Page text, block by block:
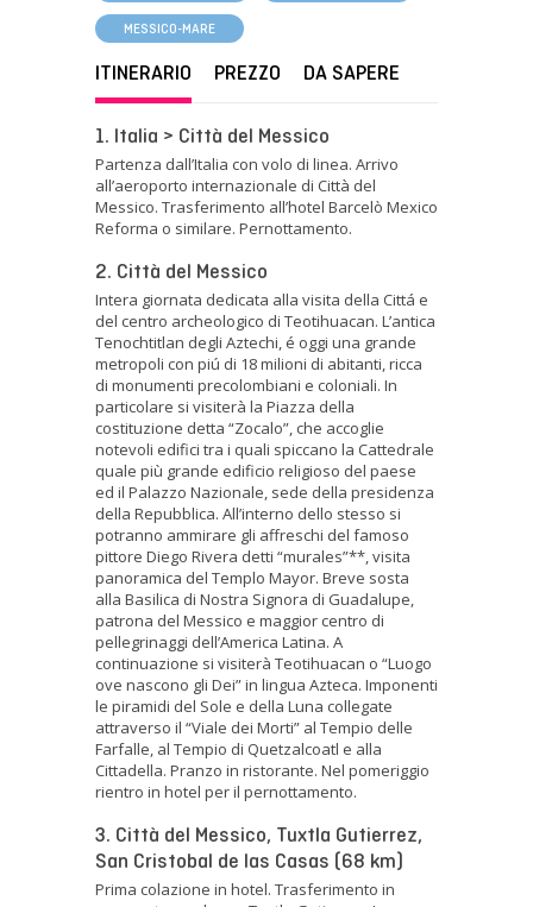
MESSICO-MARE
ITINERARIO PREZZO DA SAPERE
1. Italia > Città del Messico
Partenza dall’Italia con volo di linea. Arrivo
all’aeroporto internazionale di Città del
Messico. Trasferimento all’hotel Barcelò Mexico
Reforma o similare. Pernottamento.
2. Città del Messico
Intera giornata dedicata alla visita della Cittá e
del centro archeologico di Teotihuacan. L’antica
Tenochtitlan degli Aztechi, é oggi una grande
metropoli con piú di 18 milioni di abitanti, ricca
di monumenti precolombiani e coloniali. In
particolare si visiterà la Piazza della
costituzione detta “Zocalo”, che accoglie
notevoli edifici tra i quali spiccano la Cattedrale
quale più grande edificio religioso del paese
ed il Palazzo Nazionale, sede della presidenza
della Repubblica. All’interno dello stesso si
potranno ammirare gli affreschi del famoso
pittore Diego Rivera detti “murales”**, visita
panoramica del Templo Mayor. Breve sosta
alla Basilica di Nostra Signora di Guadalupe,
patrona del Messico e maggior centro di
pellegrinaggi dell’America Latina. A
continuazione si visiterà Teotihuacan o “Luogo
ove nascono gli Dei” in lingua Azteca. Imponenti
le piramidi del Sole e della Luna collegate
attraverso il “Viale dei Morti” al Tempio delle
Farfalle, al Tempio di Quetzalcoatl e alla
Cittadella. Pranzo in ristorante. Nel pomeriggio
rientro in hotel per il pernottamento.
3. Città del Messico, Tuxtla Gutierrez,
San Cristobal de las Casas (68 km)
Prima colazione in hotel. Trasferimento in